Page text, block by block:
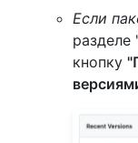
Если
кнопку